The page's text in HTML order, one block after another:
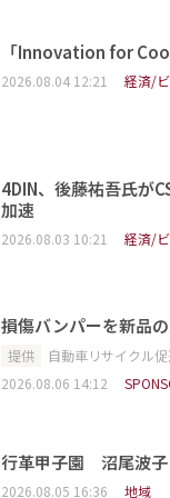
「Innovation for
2026.08.04 12:21 経済/
4DIN、後藤祐吾氏が
加速
2026.08.03 10:21 経済/
損傷バンパーを新品
提供
自動車リサイクル
2026.08.06 14:12
行革甲子園 沼尾波
2026.08.05 16:36 地域